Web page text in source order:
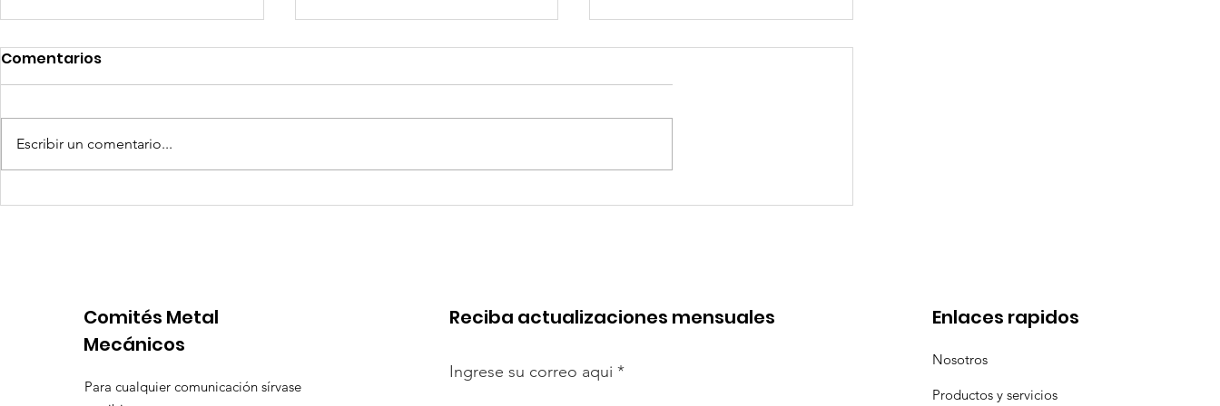
Competencia si: pero en
Expansion de China en
Coca-Cola invertirá mil
Comentarios
Escribir un comentario...
Comités Metal
Mecánicos
Para cualquier comunicación sírvase
Reciba actualizaciones mensuales
Ingrese su correo aqui
Enlaces rapidos
Nosotros
Productos y servicios